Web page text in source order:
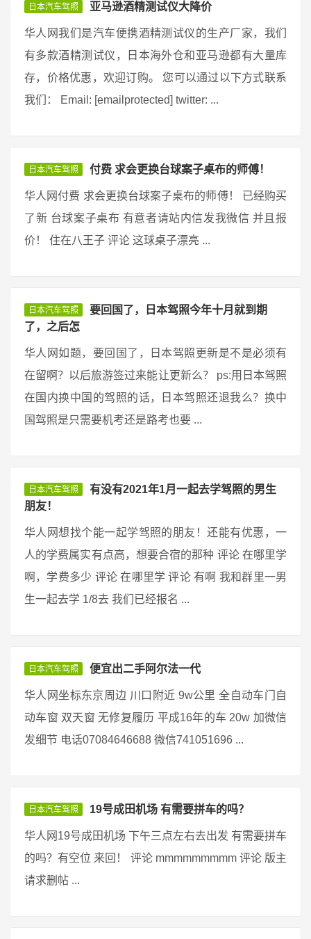
日本汽车驾照 亚马逊酒精测试仪大降价
华人网我们是汽车便携酒精测试仪的生产厂家，我们
有多款酒精测试仪，日本海外仓和亚马逊都有大量库
存，价格优惠，欢迎订购。 您可以通过以下方式联系
我们： Email: [emailprotected] twitter: ...
日本汽车驾照 付费 求会更换台球案子桌布的师傅！
华人网付费 求会更换台球案子桌布的师傅！ 已经购买
了新 台球案子桌布 有意者请站内信发我微信 并且报
价！ 住在八王子 评论 这球桌子漂亮 ...
日本汽车驾照
要回国了，日本驾照今年十月就到期
了，之后怎
华人网如题，要回国了，日本驾照更新是不是必须有
在留啊？以后旅游签过来能让更新么？ ps:用日本驾照
在国内换中国的驾照的话，日本驾照还退我么？换中
国驾照是只需要机考还是路考也要 ...
日本汽车驾照
有没有2021年1月一起去学驾照的男生
朋友！
华人网想找个能一起学驾照的朋友！还能有优惠，一
人的学费属实有点高，想要合宿的那种 评论 在哪里学
啊，学费多少 评论 在哪里学 评论 有啊 我和群里一男
生一起去学 1/8去 我们已经报名 ...
日本汽车驾照 便宜出二手阿尔法一代
华人网坐标东京周边 川口附近 9w公里 全自动车门自
动车窗 双天窗 无修复履历 平成16年的车 20w 加微信
发细节 电话07084646688 微信741051696 ...
日本汽车驾照 19号成田机场 有需要拼车的吗？
华人网19号成田机场 下午三点左右去出发 有需要拼车
的吗？有空位 来回！ 评论 mmmmmmmmm 评论 版主
请求删帖 ...